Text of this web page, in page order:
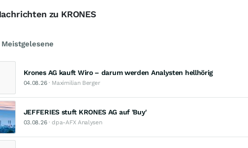
zu KRONES
Meistgelesene
Krones AG kauft Wiro – darum werden Analysten hellhörig
04.08.26· Maximilian Berger
JEFFERIES stuft KRONES AG auf 'Buy'
03.08.26· dpa-AFX Analysen